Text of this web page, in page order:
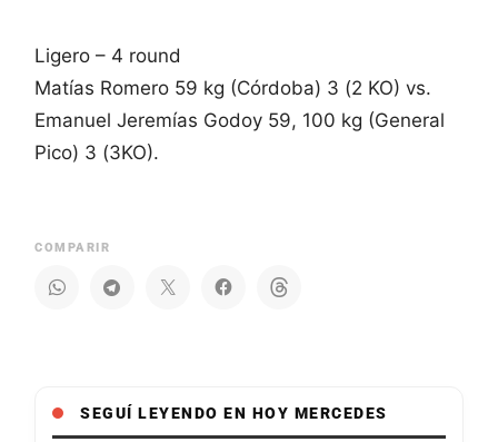
Ligero – 4 round
Matías Romero 59 kg (Córdoba) 3 (2 KO) vs.
Emanuel Jeremías Godoy 59, 100 kg (General
Pico) 3 (3KO).
COMPARIR
SEGUÍ LEYENDO EN HOY MERCEDES